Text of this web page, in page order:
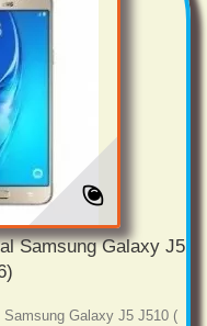
Samsung Galaxy J5
Galaxy J5 J510 (